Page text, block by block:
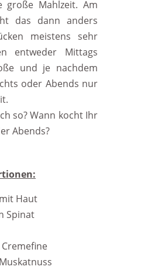
große Mahlzeit. Am
das dann anders
meistens sehr
entweder Mittags
und je nachdem
oder Abends nur
so? Wann kocht Ihr
Abends?
Haut
Spinat